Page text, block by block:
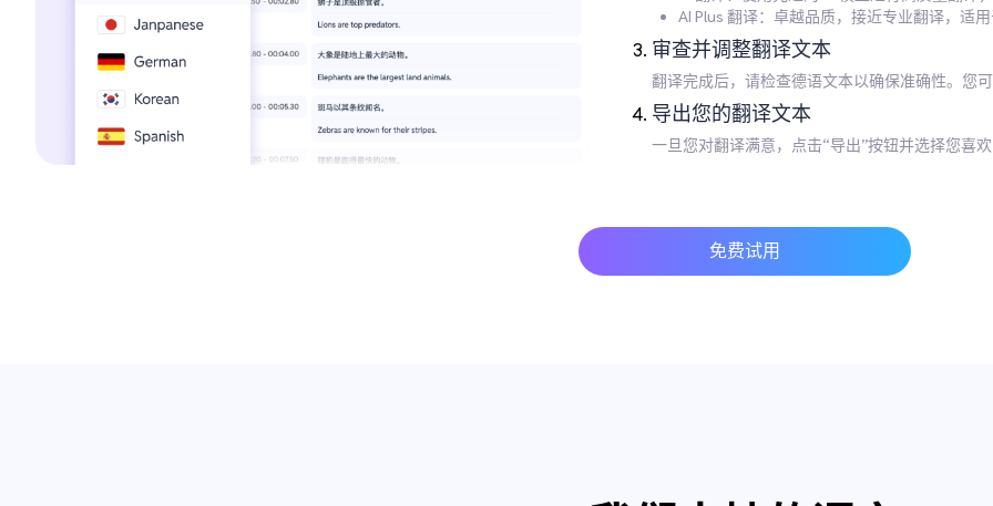
AI Plus 翻译：卓越品质，接近专业翻译，适
审查并调整翻译文本
翻译完成后，请检查德语文本以确保准确性。您
导出您的翻译文本
一旦您对翻译满意，点击“导出”按钮并选择您喜
免费试用